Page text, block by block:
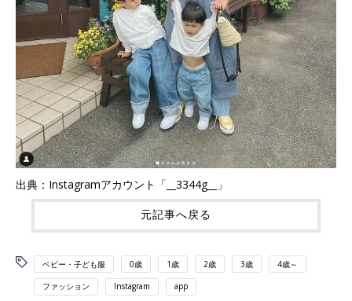
出典：Instagramアカウント「__3344g__」
元記事へ戻る
ベビー・子ども服 0歳 1歳 2歳 3歳 4歳～
ファッション Instagram app